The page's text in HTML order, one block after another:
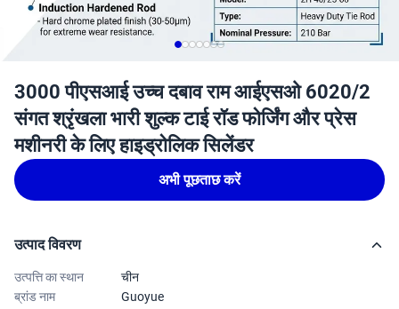
3000 पीएसआई उच्च दबाव राम आईएसओ 6020/2
संगत श्रृंखला भारी शुल्क टाई रॉड फोर्जिंग और प्रेस
मशीनरी के लिए हाइड्रोलिक सिलेंडर
अभी पूछताछ करें
उत्पाद विवरण
उत्पत्ति का स्थान
चीन
ब्रांड नाम
Guoyue